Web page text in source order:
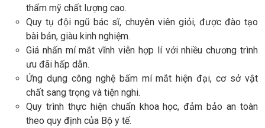
thẩm mỹ chất lượng cao.
Quy tụ đội ngũ bác sĩ, chuyên viên giỏi, được đào tạo
bài bản, giàu kinh nghiệm.
Giá nhấn mí mắt vĩnh viễn hợp lí với nhiều chương trình
ưu đãi hấp dẫn.
Ứng dụng công nghệ bấm mí mắt hiện đại, cơ sở vật
chất sang trọng và tiện nghi.
Quy trình thực hiện chuẩn khoa học, đảm bảo an toàn
theo quy định của Bộ y tế.